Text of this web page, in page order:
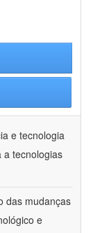
e tecnologia
a tecnologias
das mudanças
e